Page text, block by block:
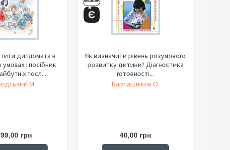
дипломата в
: посібник
посл...
М.
грн
Як визначити рівень розумового
розвитку дитини? Діагностика
готовності...
Барташніков О.
40,00 грн